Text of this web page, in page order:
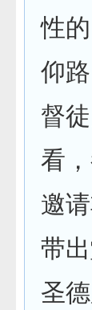
性
仰
督
看
邀
带
圣